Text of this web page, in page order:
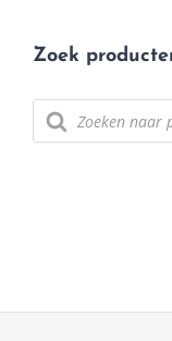
Zoek
Producten
zoeken